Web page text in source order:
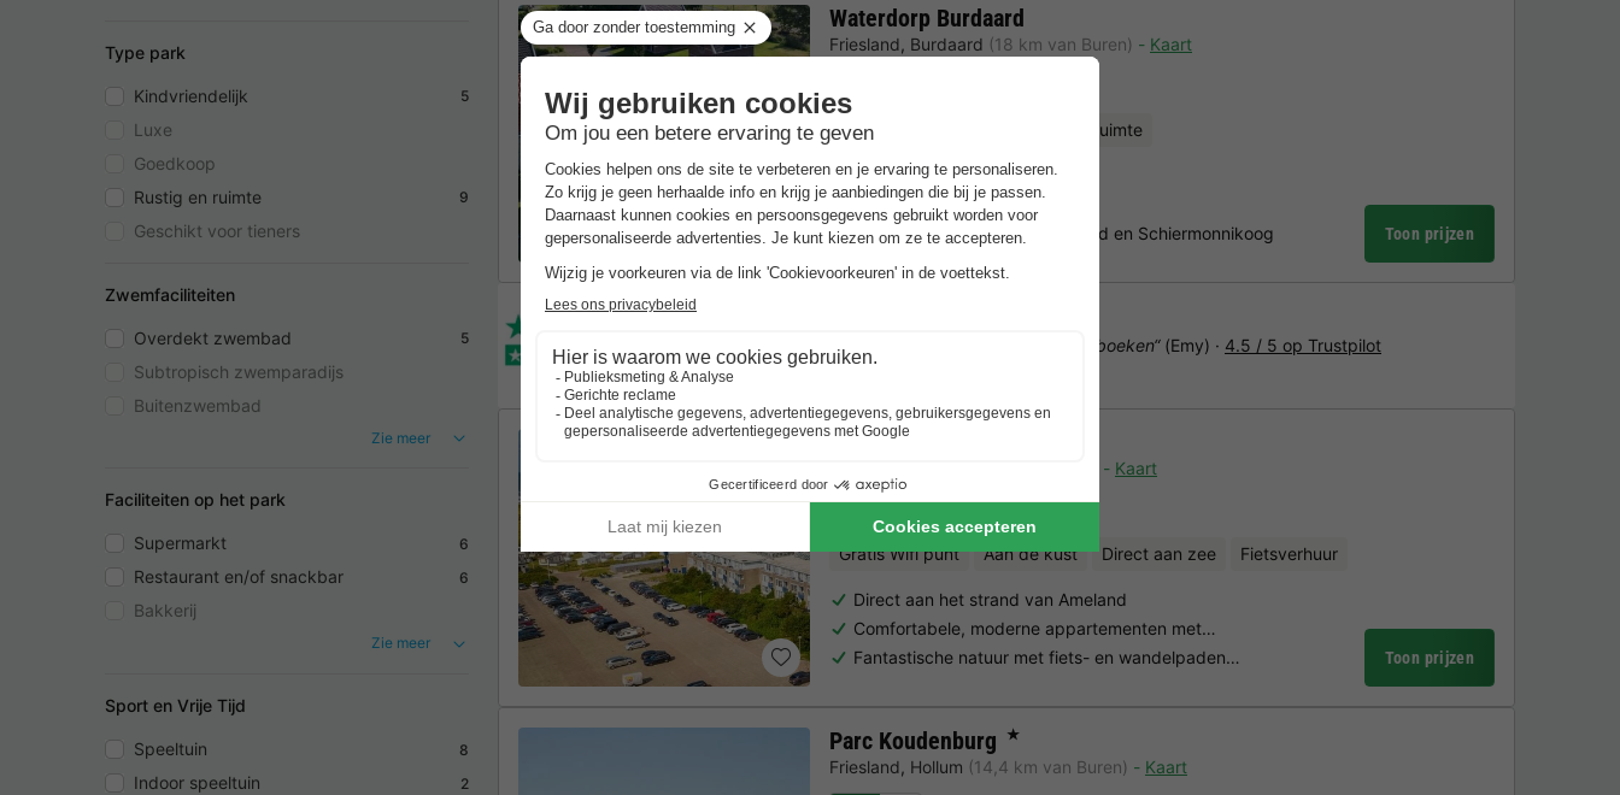
Type park
Kindvriendelijk 5
Luxe
Goedkoop
Rustig en ruimte
9
Geschikt voor tieners
Zwemfaciliteiten
Overdekt zwembad 5
Subtropisch zwemparadijs
Buitenzwembad
Zie meer
Faciliteiten op het park
Supermarkt 6
Restaurant en/of snackbar 6
Bakkerij
Zie meer
Sport en Vrije Tijd
Speeltuin 8
Indoor speeltuin 2
Waterdorp Burdaard
Friesland, Burdaard (18 km van Buren)
Kaart
Gratis Wifi punt Binnen fitnessruimte
Direct aan het water
Moderne vakantiehuisjes
Dagje Waddeneilanden Ameland en Schiermonnikoog
Toon prijzen
Landal Ameland State
Kaart
8.4 Zeer goed
Gratis Wifi punt Aan de kust Direct aan zee Fietsverhuur
Direct aan het strand van Ameland
Comfortabele, moderne appartementen met…
Fantastische natuur met fiets- en wandelpaden…
Toon prijzen
Parc Koudenburg ★
Friesland, Hollum (14,4 km van Buren)
Kaart
Trustpilot beoordelingen
Al 10.064+ reizigers gingen je voor! — „Al vakantie bij het boeken“(Emy) · 4.5 / 5 op Trustpilot